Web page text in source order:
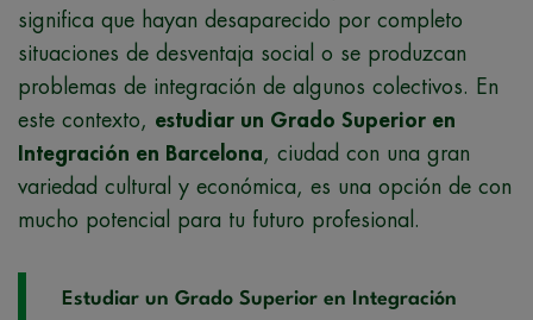
significa que hayan desaparecido por completo
situaciones de desventaja social o se produzcan
problemas de integración de algunos colectivos. En
este contexto, estudiar un Grado Superior en
Integración en Barcelona, ciudad con una gran
variedad cultural y económica, es una opción de con
mucho potencial para tu futuro profesional.
Estudiar un Grado Superior en Integración